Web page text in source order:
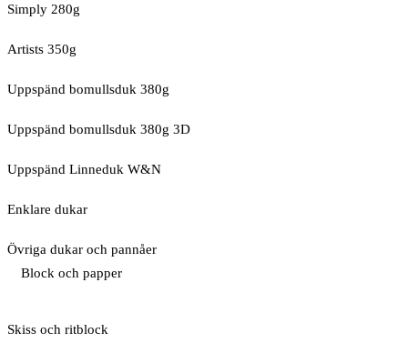
Simply 280g
Artists 350g
Uppspänd bomullsduk 380g
Uppspänd bomullsduk 380g 3D
Uppspänd Linneduk W&N
Enklare dukar
Övriga dukar och pannåer
Block och papper
Skiss och ritblock